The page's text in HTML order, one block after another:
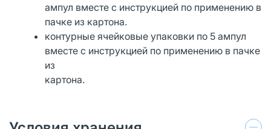
ампул вместе с инструкцией по применению в
пачке из картона.
контурные ячейковые упаковки по 5 ампул
вместе с инструкцией по применению в пачке
из
картона.